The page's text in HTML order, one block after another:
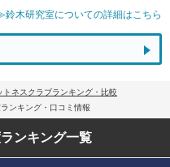
木研究室についての詳細はこちら
トネスクラブランキング・比較
ンキング・口コミ情報
ランキング一覧